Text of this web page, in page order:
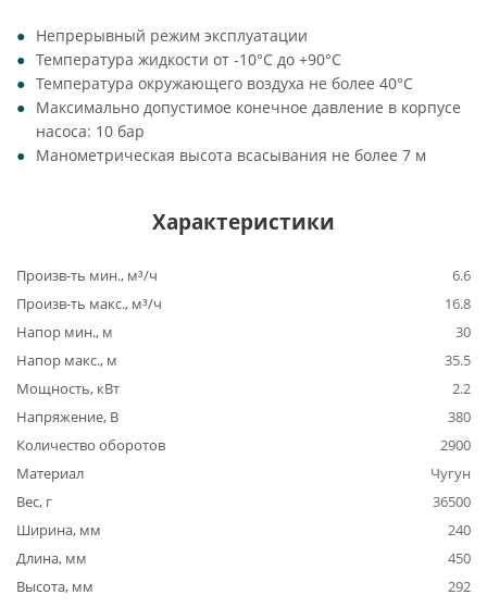
Непрерывный режим эксплуатации
Температура жидкости от -10°C до +90°C
Температура окружающего воздуха не более 40°C
Максимально допустимое конечное давление в корпусе
насоса: 10 бар
Манометрическая высота всасывания не более 7 м
Характеристики
Произв-ть мин., м³/ч
6.6
Произв-ть макс., м³/ч
16.8
Напор мин., м
30
Напор макс., м
35.5
Мощность, кВт
2.2
Напряжение, В
380
Количество оборотов
2900
Материал
Чугун
Вес, г
36500
Ширина, мм
240
Длина, мм
450
Высота, мм
292